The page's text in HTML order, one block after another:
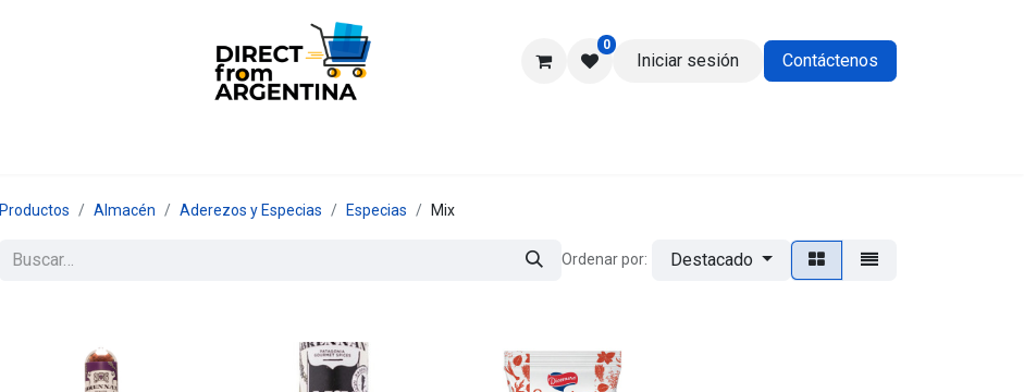
0
Iniciar sesión Contáctenos
Productos Almacén Aderezos y Especias Especias Mix
Ordenar por: Destacado